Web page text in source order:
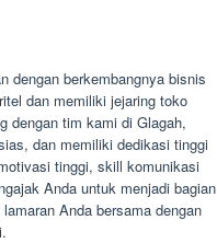
dengan berkembangnya bisnis
dan memiliki jejaring toko
dengan tim kami di Glagah,
dan memiliki dedikasi tinggi
tinggi, skill komunikasi
Anda untuk menjadi bagian
Anda bersama dengan